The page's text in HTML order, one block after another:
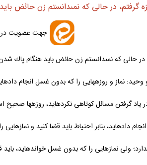
در حالى كه نمى‏دانستم زن حائض
جهت عضويت در
حالى كه نمى‏دانستم زن حائض بايد هنگام پاك
نماز و روزه‏هايى را كه بدون غسل انجام
گرفتن مسائل كوتاهى نكرده‏ايد، روزه‏ها صحيح
داده‏ايد، بنابر احتياط بايد قضا كنيد و
ولى نمازهايى را كه بدون غسل خوانده‏ايد، بايد